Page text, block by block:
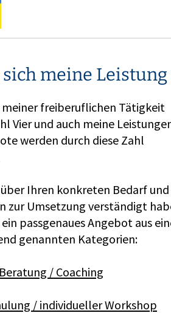
sich meine Leistung
meiner freiberuflichen Tätigkeit
Vier und auch meine
werden durch diese Zahl
Ihren konkreten Bedarf und
zur Umsetzung verständigt
passgenaues Angebot aus
genannten Kategorien:
/ Coaching
/ individueller Workshop